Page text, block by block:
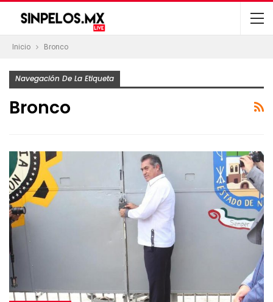
Inicio Bronco
Navegación De La Etiqueta
Bronco